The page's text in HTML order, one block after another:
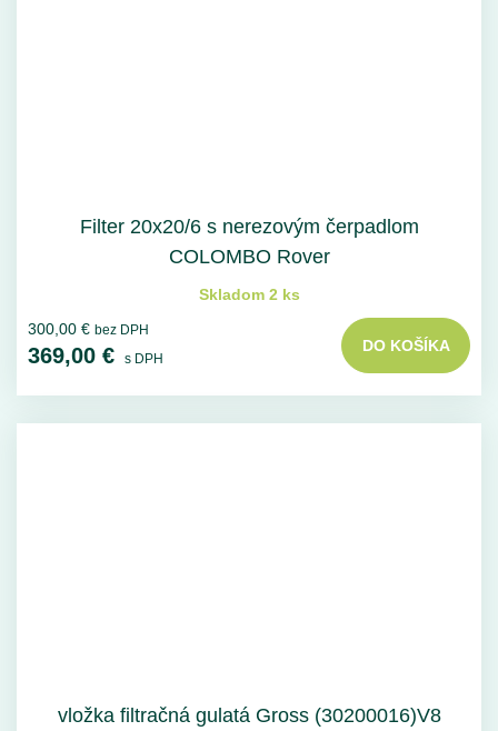
Filter 20x20/6 s nerezovým čerpadlom
COLOMBO Rover
Skladom 2 ks
300,00 € bez DPH
369,00 € s DPH
DO KOŠÍKA
vložka filtračná gulatá Gross (30200016)V8